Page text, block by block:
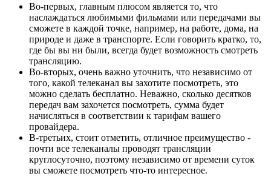
Во-первых, главным плюсом является то, что
наслаждаться любимыми фильмами или передачами вы
сможете в каждой точке, например, на работе, дома, на
природе и даже в транспорте. Если говорить кратко, то,
где бы вы ни были, всегда будет возможность смотреть
трансляцию.
Во-вторых, очень важно уточнить, что независимо от
того, какой телеканал вы захотите посмотреть, это
можно сделать бесплатно. Неважно, сколько десятков
передач вам захочется посмотреть, сумма будет
начисляться в соответствии к тарифам вашего
провайдера.
В-третьих, стоит отметить, отличное преимущество -
почти все телеканалы проводят трансляции
круглосуточно, поэтому независимо от времени суток
вы сможете посмотреть что-то интересное.